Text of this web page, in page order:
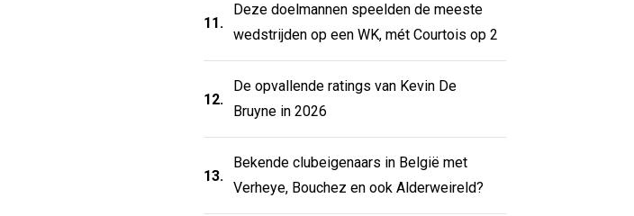
11.
Deze doelmannen speelden de meeste
wedstrijden op een WK, mét Courtois op 2
12.
De opvallende ratings van Kevin De
Bruyne in 2026
13.
Bekende clubeigenaars in België met
Verheye, Bouchez en ook Alderweireld?